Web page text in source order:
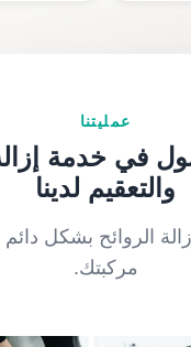
عمليتنا
في خدمة
والتعقيم لدينا
الروائح بشكل دائم
مركبتك.